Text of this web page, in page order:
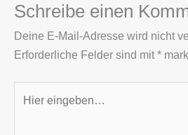
Schreibe einen
Deine E-Mail-Adresse wird nicht
Erforderliche Felder sind mit *
eingeben…